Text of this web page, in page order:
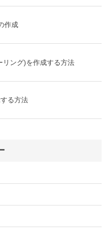
作成
リング)を作成する方法
る方法